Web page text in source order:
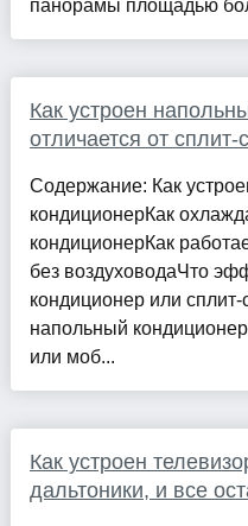
панорамы площадью
Как устроен
отличается от сплит-
Содержание: Как
кондиционерКак
кондиционерКак
без воздуховодаЧто
кондиционер или сплит-
напольный
или моб...
Как устроен
дальтоники, и все